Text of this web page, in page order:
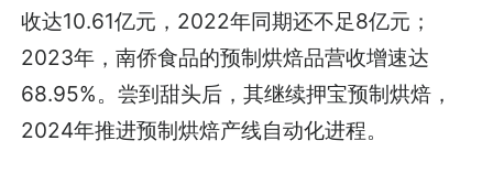
收达10.61亿元，2022年同期还不足8亿元；
2023年，南侨食品的预制烘焙品营收增速达
68.95%。尝到甜头后，其继续押宝预制烘焙，
2024年推进预制烘焙产线自动化进程。